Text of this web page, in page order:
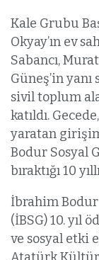
Kale Grubu
Okyay’ın ev
Sabancı,
Güneş’in yanı
sivil toplum
katıldı.
yaratan
Bodur Sosyal
bıraktığı 10
İbrahim Bodur
(İBSG) 10. yıl
ve sosyal etki